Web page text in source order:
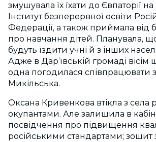
змушувала їх їхати до Євпаторії
Інститут безперервної освіти
Федерації, а також приймала від
про навчання дітей. Планувала,
будуть їздити учні й з інших
Адже в Дар’ївській громаді вісім
одна погодилася співпрацювати
Микільська.
Оксана Кривенкова втікла з села
окупантами. Але залишила в
посвідчення про підвищення
російськими стандартами; зошит